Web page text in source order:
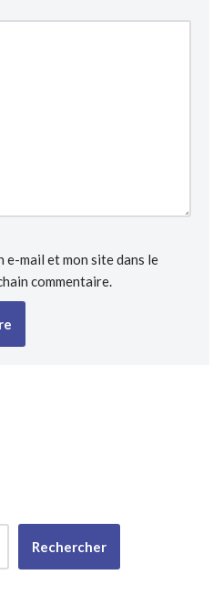
e-mail et mon site dans le
commentaire.
Rechercher